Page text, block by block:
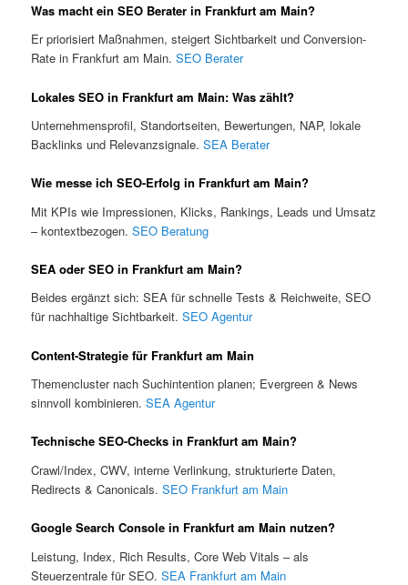
Was macht ein SEO Berater in Frankfurt am Main?
Er priorisiert Maßnahmen, steigert Sichtbarkeit und Conversion-
Rate in Frankfurt am Main.SEO Berater
Lokales SEO in Frankfurt am Main: Was zählt?
Unternehmensprofil, Standortseiten, Bewertungen, NAP, lokale
Backlinks und Relevanzsignale.SEA Berater
Wie messe ich SEO-Erfolg in Frankfurt am Main?
Mit KPIs wie Impressionen, Klicks, Rankings, Leads und Umsatz
– kontextbezogen.SEO Beratung
SEA oder SEO in Frankfurt am Main?
Beides ergänzt sich: SEA für schnelle Tests & Reichweite, SEO
für nachhaltige Sichtbarkeit.SEO Agentur
Content-Strategie für Frankfurt am Main
Themencluster nach Suchintention planen; Evergreen & News
sinnvoll kombinieren.SEA Agentur
Technische SEO-Checks in Frankfurt am Main?
Crawl/Index, CWV, interne Verlinkung, strukturierte Daten,
Redirects & Canonicals.SEO Frankfurt am Main
Google Search Console in Frankfurt am Main nutzen?
Leistung, Index, Rich Results, Core Web Vitals – als
Steuerzentrale für SEO.SEA Frankfurt am Main